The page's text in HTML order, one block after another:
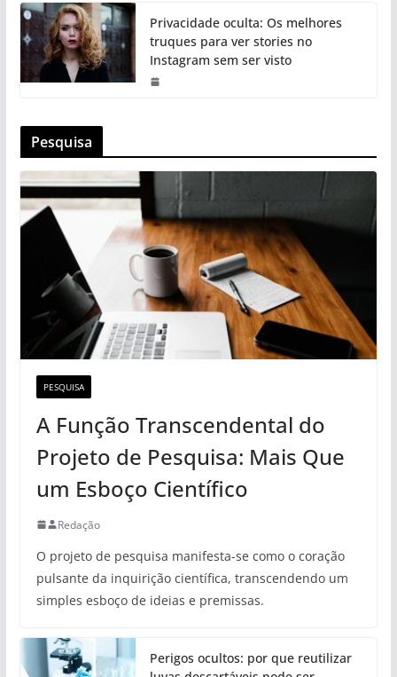
Privacidade oculta: Os melhores
truques para ver stories no
Instagram sem ser visto
Pesquisa
PESQUISA
A Função Transcendental do
Projeto de Pesquisa: Mais Que
um Esboço Científico
Redação
O projeto de pesquisa manifesta-se como o coração
pulsante da inquirição científica, transcendendo um
simples esboço de ideias e premissas.
Perigos ocultos: por que reutilizar